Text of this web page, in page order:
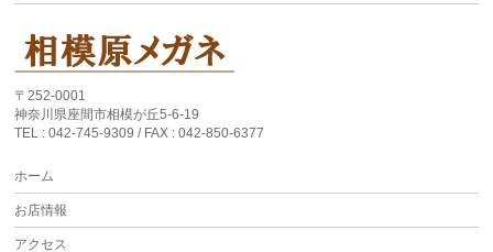
〒252-0001
神奈川県座間市相模が丘5-6-19
TEL : 042-745-9309 / FAX : 042-850-6377
ホーム
お店情報
アクセス